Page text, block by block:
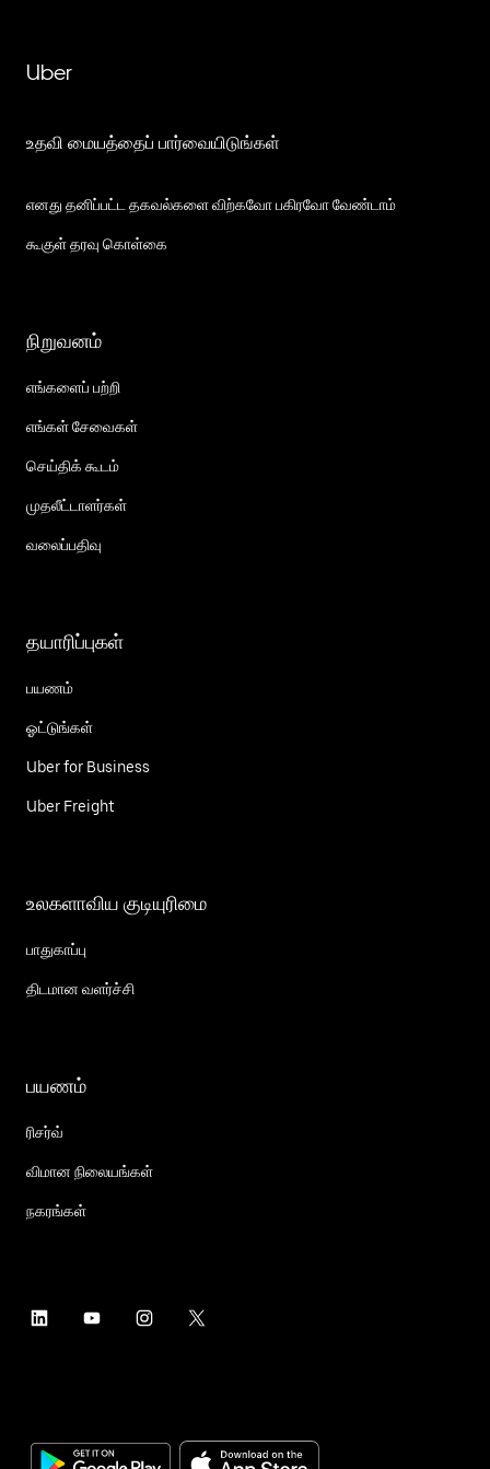
Uber
உதவி மையத்தைப் பார்வையிடுங்கள்
எனது தனிப்பட்ட தகவல்களை விற்கவோ பகிரவோ வேண்டாம்
கூகுள் தரவு கொள்கை
நிறுவனம்
எங்களைப் பற்றி
எங்கள் சேவைகள்
செய்திக் கூடம்
முதலீட்டாளர்கள்
வலைப்பதிவு
தயாரிப்புகள்
பயணம்
ஓட்டுங்கள்
Uber for Business
Uber Freight
உலகளாவிய குடியுரிமை
பாதுகாப்பு
திடமான வளர்ச்சி
பயணம்
ரிசர்வ்
விமான நிலையங்கள்
நகரங்கள்